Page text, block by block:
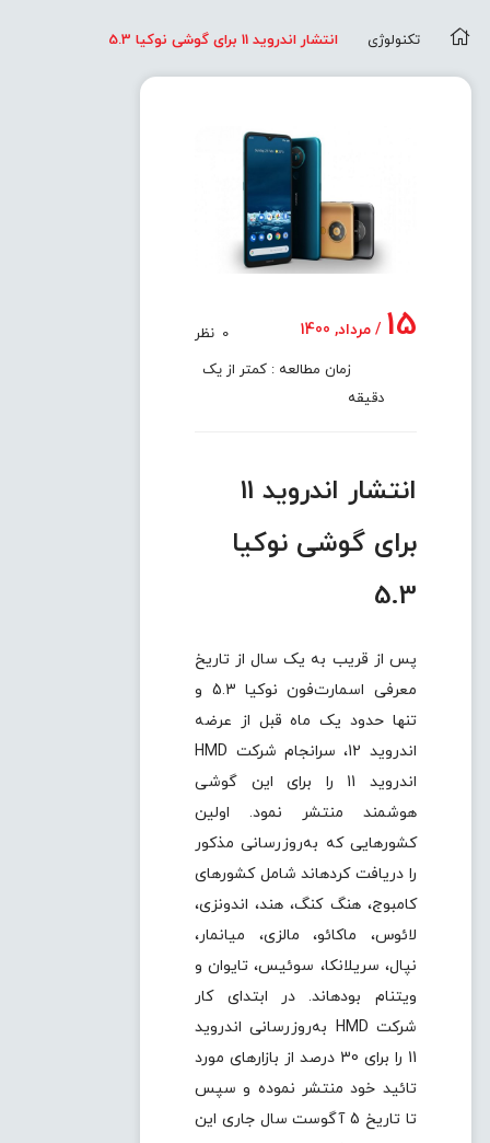
تکنولوژی انتشار اندروید 11 برای گوشی نوکیا 5.3
15 / مرداد, 1400 0 نظر
زمان مطالعه : کمتر از یک
دقیقه
انتشار اندروید 11
برای گوشی نوکیا
5.3
پس از قریب به یک سال از تاریخ
معرفی اسمارت‌فون نوکیا 5.3 و
تنها حدود یک ماه قبل از عرضه
اندروید 12، سرانجام شرکت HMD
اندروید 11 را برای این گوشی
هوشمند منتشر نمود. اولین
کشور‌هایی که به‌روز‌رسانی مذکور
را دریافت کردهاند شامل کشور‌های
کامبوج، هنگ کنگ، هند، اندونزی،
لائوس، ماکائو، مالزی، میانمار،
نپال، سریلانکا، سوئیس، تایوان و
ویتنام بودهاند. در ابتدا‌ی کار
شرکت HMD به‌روز‌رسانی اندروید
11 را برای 30 درصد از بازار‌های مورد
تائید خود منتشر نموده و سپس
تا تاریخ 5 آگوست سال جاری این